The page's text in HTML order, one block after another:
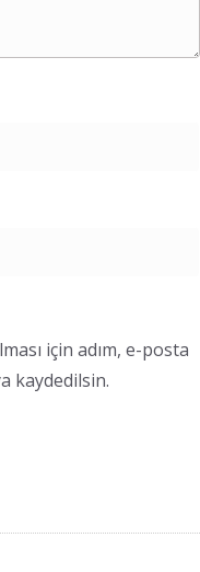
için adım, e-posta
kaydedilsin.